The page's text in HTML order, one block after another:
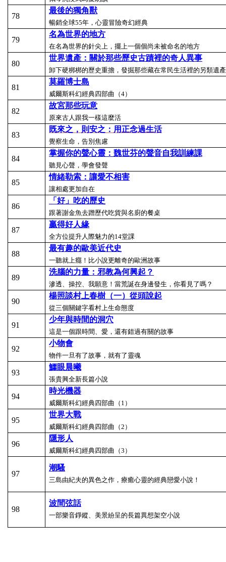
78
最後的獨角獸
暢銷全球55年，心靈冒險奇幻經典
79
名為世界的地方
在名為世界的針尖上，擺上一個個尚未被命名的地方
80
世界遺產：關於那些歷史古蹟裡的奇人異事
卸下硬梆梆的歷史重擔，發掘那些藏在常民生活裡的另類遺
81
莫羅博士島
威爾斯科幻經典四部曲（4）
82
故宮那些玩意
原來古人跟我一樣這麼活
83
既來之，則安之：用正念過生活
覺察生命，告別焦慮
84
掌握你的聲心靈：魏世芬的聲音自我訓練課
聽見心聲，學會發聲
85
情緒勒索：讓愛不相害
讓相處更加自在
86
「好」吃的歷史
跟著謝金魚去蹭歷代吃貨與名廚的餐桌
87
贏得好人緣
全方位提升人際魅力的14堂課
88
最有趣的歐美近代史
一聽就上癮！比小說更離奇的歐洲故事
89
洗腦的力量：邪教為何興起？
滲透、操控、我願意！當荒誕在身邊發生，你看見了嗎？
90
楊照談村上春樹（一）從頭說起
從三個關鍵字看村上生命態度
91
少年與時間的洞穴
這是一個跟時間、愛，還有錯過有關的故事
92
小物會
物件一旦有了故事，就有了靈魂
93
鱷眼晨曦
張貴興全新長篇小說
94
時光機器
威爾斯科幻經典四部曲（1）
95
世界大戰
威爾斯科幻經典四部曲（2）
96
隱形人
威爾斯科幻經典四部曲（3）
97
潮騷
三島由紀夫的異色之作，療癒心靈的經典戀愛小說！
98
波間弦話
一部樂音錚鏦、美景紛呈的長篇異想架空小說